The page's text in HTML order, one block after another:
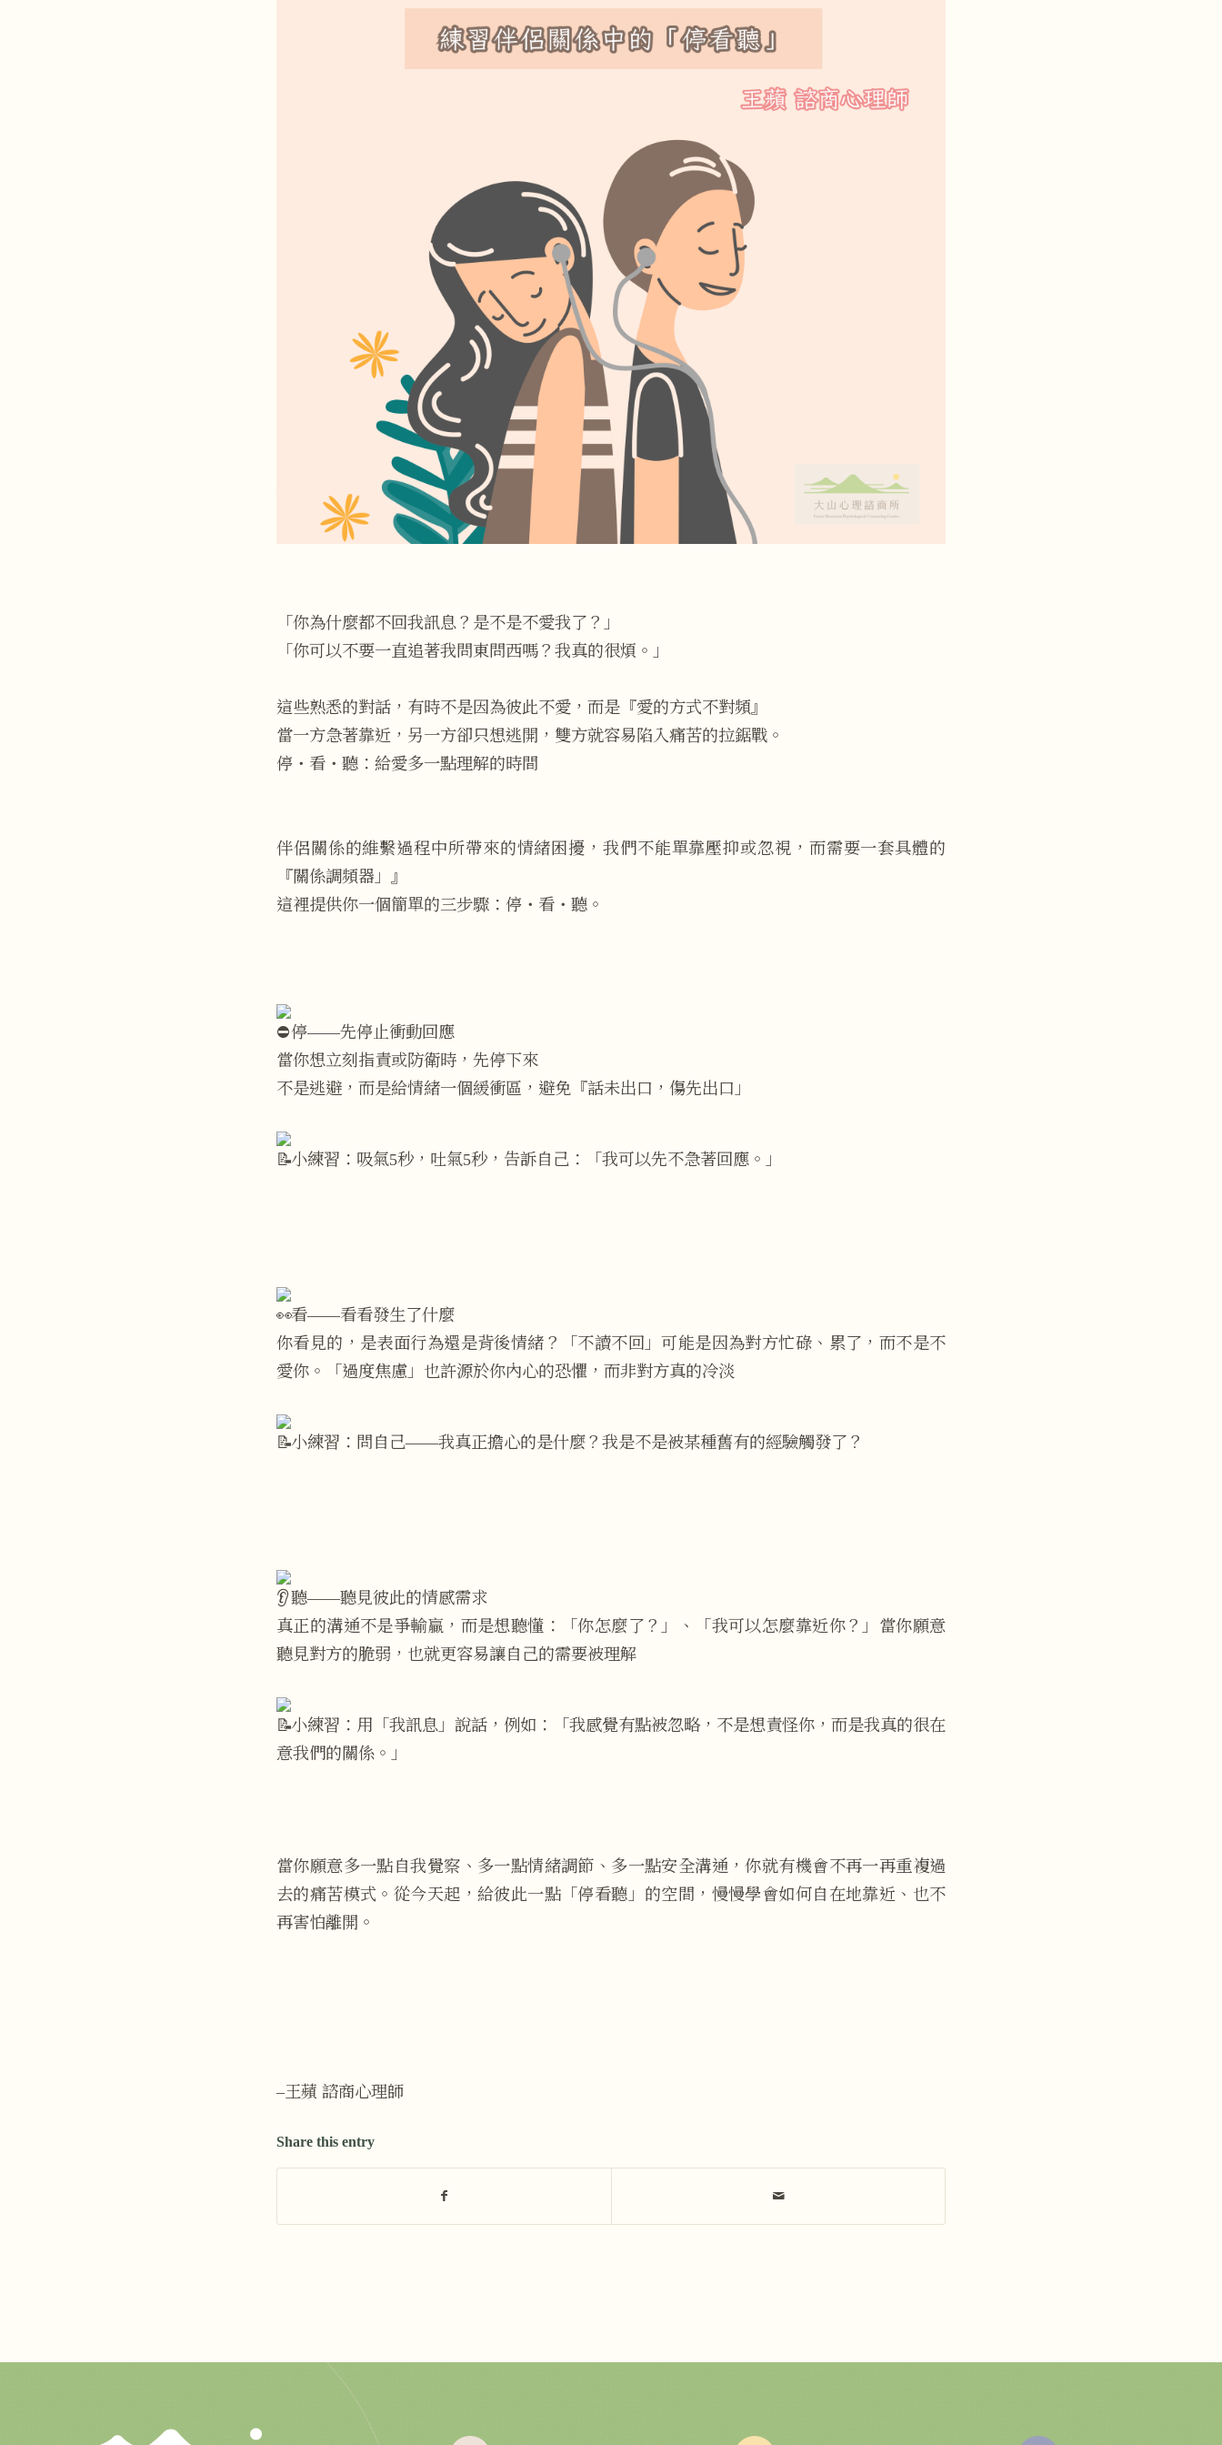
「你為什麼都不回我訊息？是不是不愛我了？」
「你可以不要一直追著我問東問西嗎？我真的很煩。」
這些熟悉的對話，有時不是因為彼此不愛，而是『愛的方式不對頻』
當一方急著靠近，另一方卻只想逃開，雙方就容易陷入痛苦的拉鋸戰。
停・看・聽：給愛多一點理解的時間
伴侶關係的維繫過程中所帶來的情緒困擾，我們不能單靠壓抑或忽視，而需要一套具體的
『關係調頻器」』
這裡提供你一個簡單的三步驟：停・看・聽。
停——先停止衝動回應
當你想立刻指責或防衛時，先停下來
不是逃避，而是給情緒一個緩衝區，避免『話未出口，傷先出口」
小練習：吸氣5秒，吐氣5秒，告訴自己：「我可以先不急著回應。」
看——看看發生了什麼
你看見的，是表面行為還是背後情緒？「不讀不回」可能是因為對方忙碌、累了，而不是不
愛你。「過度焦慮」也許源於你內心的恐懼，而非對方真的冷淡
小練習：問自己——我真正擔心的是什麼？我是不是被某種舊有的經驗觸發了？
聽——聽見彼此的情感需求
真正的溝通不是爭輸贏，而是想聽懂：「你怎麼了？」、「我可以怎麼靠近你？」當你願意
聽見對方的脆弱，也就更容易讓自己的需要被理解
小練習：用「我訊息」說話，例如：「我感覺有點被忽略，不是想責怪你，而是我真的很在
意我們的關係。」
當你願意多一點自我覺察、多一點情緒調節、多一點安全溝通，你就有機會不再一再重複過
去的痛苦模式。從今天起，給彼此一點「停看聽」的空間，慢慢學會如何自在地靠近、也不
再害怕離開。
–王蘋 諮商心理師
Share this entry